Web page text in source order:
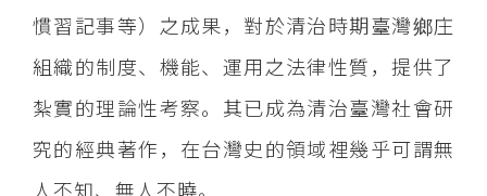
慣習記事等）之成果，對於清治時期臺灣鄉庄
組織的制度、機能、運用之法律性質，提供了
紮實的理論性考察。其已成為清治臺灣社會研
究的經典著作，在台灣史的領域裡幾乎可謂無
人不知、無人不曉。